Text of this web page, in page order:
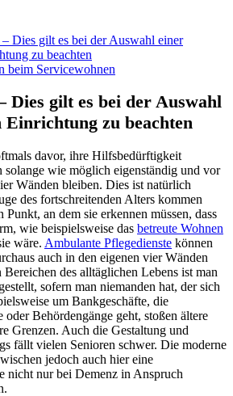
Dies gilt es bei der Auswahl einer
zu beachten
beim Servicewohnen
Dies gilt es bei der Auswahl
Einrichtung zu beachten
davor, ihre Hilfsbedürftigkeit
solange wie möglich eigenständig und vor
Wänden bleiben. Dies ist natürlich
des fortschreitenden Alters kommen
Punkt, an dem sie erkennen müssen, dass
wie beispielsweise das betreute Wohnen
wäre. Ambulante Pflegedienste können
auch in den eigenen vier Wänden
des alltäglichen Lebens ist man
sofern man niemanden hat, der sich
um Bankgeschäfte, die
Behördengänge geht, stoßen ältere
Grenzen. Auch die Gestaltung und
fällt vielen Senioren schwer. Die moderne
jedoch auch hier eine
nicht nur bei Demenz in Anspruch